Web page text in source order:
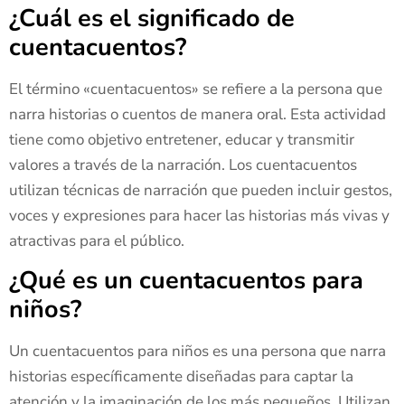
¿Cuál es el significado de
cuentacuentos?
El término «cuentacuentos» se refiere a la persona que
narra historias o cuentos de manera oral. Esta actividad
tiene como objetivo entretener, educar y transmitir
valores a través de la narración. Los cuentacuentos
utilizan técnicas de narración que pueden incluir gestos,
voces y expresiones para hacer las historias más vivas y
atractivas para el público.
¿Qué es un cuentacuentos para
niños?
Un cuentacuentos para niños es una persona que narra
historias específicamente diseñadas para captar la